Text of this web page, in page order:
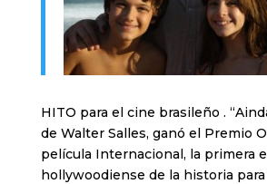
HITO para el cine brasileño .
de Walter Salles, ganó el Premio
película Internacional, la primera
hollywoodiense de la historia